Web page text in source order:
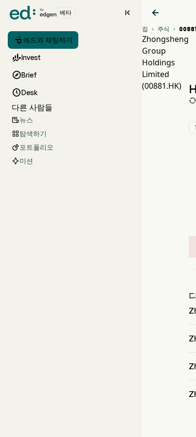
베타 
 에드와 채팅하기
Invest
Brief
Desk
다른 사람들
뉴스
탐색하기
포트폴리오
미션

집  주식 
Zhongsheng
Group
Holdings
Limited
(00881.HK)

니